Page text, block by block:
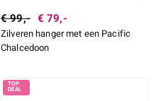
€ 99,- € 79,-
Zilveren hanger met een Pacific
Chalcedoon